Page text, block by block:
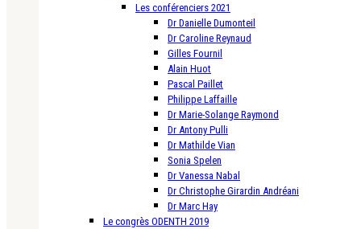
Les conférenciers 2021
Dr Danielle Dumonteil
Dr Caroline Reynaud
Gilles Fournil
Alain Huot
Pascal Paillet
Philippe Laffaille
Dr Marie-Solange Raymond
Dr Antony Pulli
Dr Mathilde Vian
Sonia Spelen
Dr Vanessa Nabal
Dr Christophe Girardin Andréani
Dr Marc Hay
Le congrès ODENTH 2019